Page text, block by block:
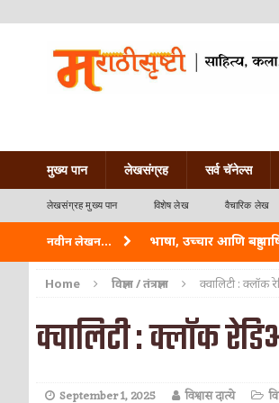
मुख्य पान लेखसंग्रह सर्व चॅनेल्स
लेखसंग्रह मुख्य पान विशेष लेख वैचारिक लेख
नवीन लेखन... भाषा, उच्चार आणि
वारी विठ्ठलाची कविता-
ताम्र – एक अफलातून
जेव्हा मी आडनांव बदलले
अशी एक कविता लिहू
Home विज्ञान / तंत्रज्ञान क्वालिटी : क्लॉक
क्वालिटी : क्लॉक
September 1, 2025 विश्वास दात्ये